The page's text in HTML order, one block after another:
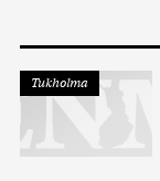
Tukholma